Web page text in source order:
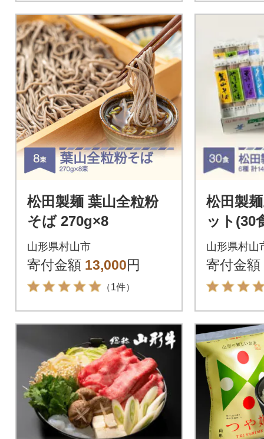
松田製麺 葉山全粒粉
そば 270g×8
山形県村山市
寄付金額 13,000円
（1件）
松田製
ット(30
山形県村山
寄付金額